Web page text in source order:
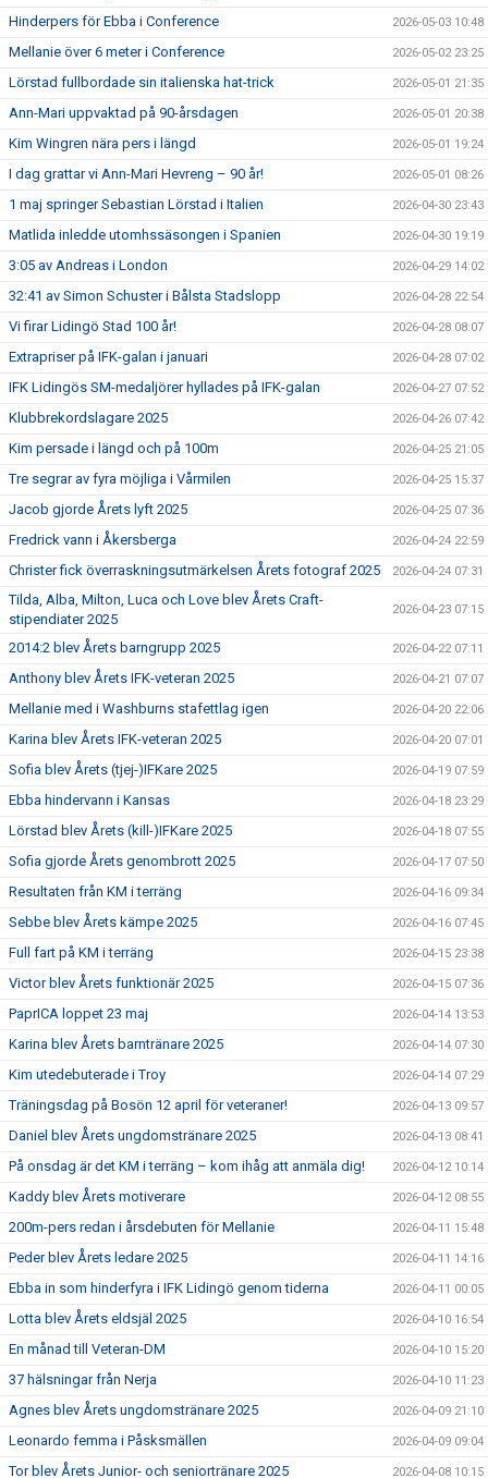
Hinderpers för Ebba i Conference 2026-05-03 10:48
Mellanie över 6 meter i Conference 2026-05-02 23:25
Lörstad fullbordade sin italienska hat-trick 2026-05-01 21:35
Ann-Mari uppvaktad på 90-årsdagen 2026-05-01 20:38
Kim Wingren nära pers i längd 2026-05-01 19:24
I dag grattar vi Ann-Mari Hevreng – 90 år! 2026-05-01 08:26
1 maj springer Sebastian Lörstad i Italien 2026-04-30 23:43
Matlida inledde utomhssäsongen i Spanien 2026-04-30 19:19
3:05 av Andreas i London 2026-04-29 14:02
32:41 av Simon Schuster i Bålsta Stadslopp 2026-04-28 22:54
Vi firar Lidingö Stad 100 år! 2026-04-28 08:07
Extrapriser på IFK-galan i januari 2026-04-28 07:02
IFK Lidingös SM-medaljörer hyllades på IFK-galan 2026-04-27 07:52
Klubbrekordslagare 2025 2026-04-26 07:42
Kim persade i längd och på 100m 2026-04-25 21:05
Tre segrar av fyra möjliga i Vårmilen 2026-04-25 15:37
Jacob gjorde Årets lyft 2025 2026-04-25 07:36
Fredrick vann i Åkersberga 2026-04-24 22:59
Christer fick överraskningsutmärkelsen Årets fotograf 2025 2026-04-24 07:31
Tilda, Alba, Milton, Luca och Love blev Årets Craft-
stipendiater 2025
2026-04-23 07:15
2014:2 blev Årets barngrupp 2025 2026-04-22 07:11
Anthony blev Årets IFK-veteran 2025 2026-04-21 07:07
Mellanie med i Washburns stafettlag igen 2026-04-20 22:06
Karina blev Årets IFK-veteran 2025 2026-04-20 07:01
Sofia blev Årets (tjej-)IFKare 2025 2026-04-19 07:59
Ebba hindervann i Kansas 2026-04-18 23:29
Lörstad blev Årets (kill-)IFKare 2025 2026-04-18 07:55
Sofia gjorde Årets genombrott 2025 2026-04-17 07:50
Resultaten från KM i terräng 2026-04-16 09:34
Sebbe blev Årets kämpe 2025 2026-04-16 07:45
Full fart på KM i terräng 2026-04-15 23:38
Victor blev Årets funktionär 2025 2026-04-15 07:36
PaprICA loppet 23 maj 2026-04-14 13:53
Karina blev Årets barntränare 2025 2026-04-14 07:30
Kim utedebuterade i Troy 2026-04-14 07:29
Träningsdag på Bosön 12 april för veteraner! 2026-04-13 09:57
Daniel blev Årets ungdomstränare 2025 2026-04-13 08:41
På onsdag är det KM i terräng – kom ihåg att anmäla dig! 2026-04-12 10:14
Kaddy blev Årets motiverare 2026-04-12 08:55
200m-pers redan i årsdebuten för Mellanie 2026-04-11 15:48
Peder blev Årets ledare 2025 2026-04-11 14:16
Ebba in som hinderfyra i IFK Lidingö genom tiderna 2026-04-11 00:05
Lotta blev Årets eldsjäl 2025 2026-04-10 16:54
En månad till Veteran-DM 2026-04-10 15:20
37 hälsningar från Nerja 2026-04-10 11:23
Agnes blev Årets ungdomstränare 2025 2026-04-09 21:10
Leonardo femma i Påsksmällen 2026-04-09 09:04
Tor blev Årets Junior- och seniortränare 2025 2026-04-08 10:15